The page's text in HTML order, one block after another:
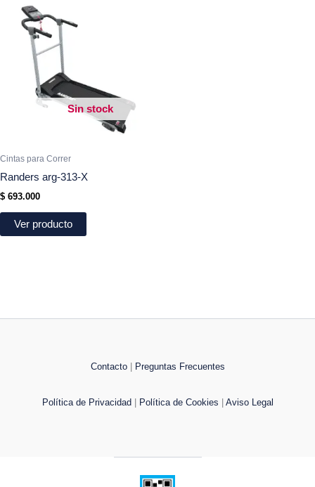
Sin stock
Cintas para Correr
Randers arg-313-X
$ 693.000
Ver producto
Contacto| Preguntas Frecuentes
Política de Privacidad| Política de Cookies | Aviso Legal